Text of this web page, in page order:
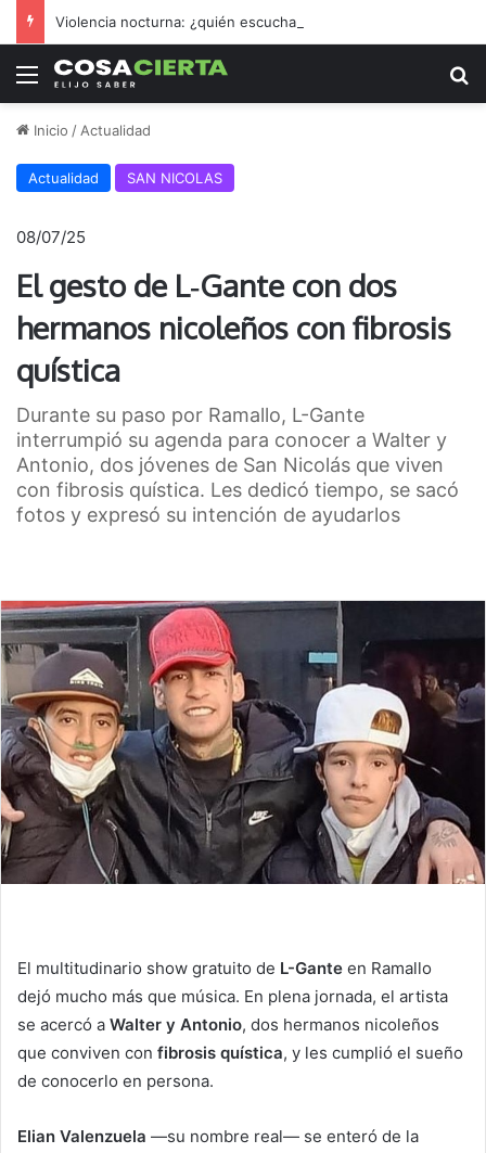
Menú
Inicio / Actualidad
Actualidad SAN NICOLAS
08/07/25
El gesto de L‑Gante con dos
hermanos nicoleños con fibrosis
quística
Durante su paso por Ramallo, L-Gante
interrumpió su agenda para conocer a Walter y
Antonio, dos jóvenes de San Nicolás que viven
con fibrosis quística. Les dedicó tiempo, se sacó
fotos y expresó su intención de ayudarlos
El multitudinario show gratuito de L-Gante en Ramallo
dejó mucho más que música. En plena jornada, el artista
se acercó a Walter y Antonio, dos hermanos nicoleños
que conviven con fibrosis quística, y les cumplió el sueño
de conocerlo en persona.
Elian Valenzuela —su nombre real— se enteró de la